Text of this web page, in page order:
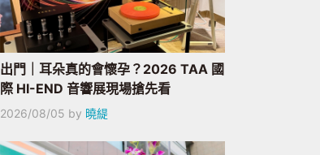
出門｜耳朵真的會懷孕？2026 TAA 國
際 HI-END 音響展現場搶先看
2026/08/05 by 曉緹